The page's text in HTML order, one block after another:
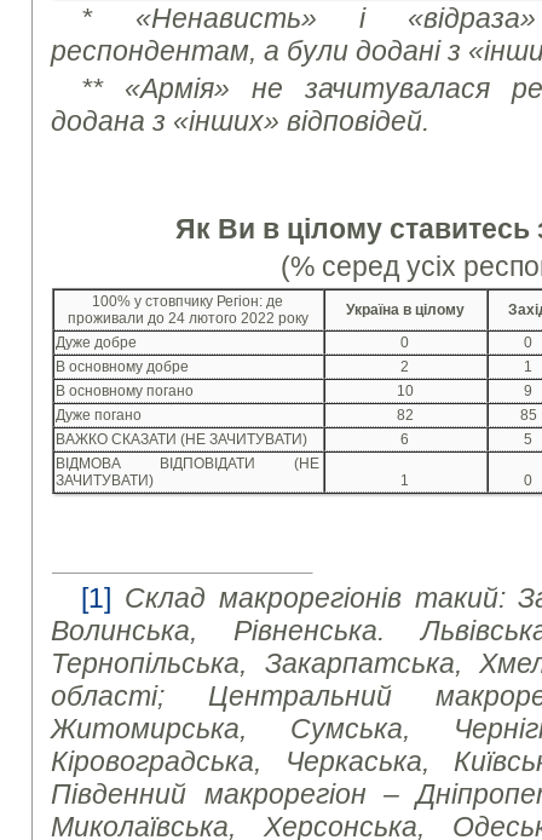
* «Ненависть» і «відраза»
респондентам, а були додані з
** «Армія» не зачитувалася
додана з «інших» відповідей.
Як Ви в цілому ставитесь
(% серед усіх
100% у стовпчику Регіон: де
проживали до 24 лютого 2022 року
Україна в цілому
Дуже добре
0
0
В основному добре
2
1
В основному погано
10
9
Дуже погано
82
85
ВАЖКО СКАЗАТИ (НЕ ЗАЧИТУВАТИ)
6
5
ВІДМОВА ВІДПОВІДАТИ (НЕ
ЗАЧИТУВАТИ)
1 0
[1] Склад макрорегіонів такий:
Волинська, Рівненська.
Тернопільська, Закарпатська,
області; Центральний
Житомирська, Сумська,
Кіровоградська, Черкаська,
Південний макрорегіон –
Миколаївська, Херсонська,